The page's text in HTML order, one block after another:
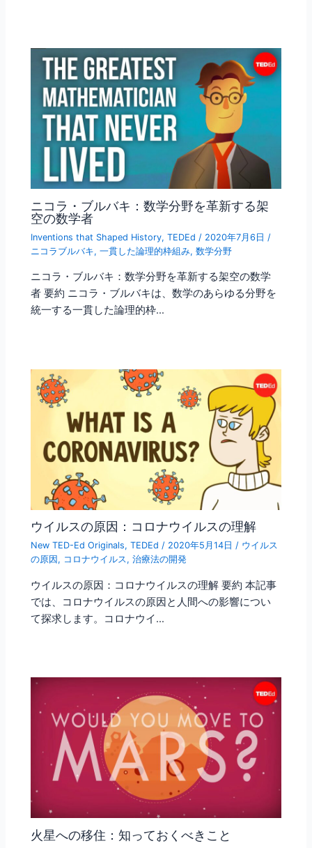
ニコラ・ブルバキ：数学分野を革新する架
空の数学者
Inventions that Shaped History,TEDEd / 2020年7月6日 /
ニコラブルバキ,一貫した論理的枠組み,数学分野
ニコラ・ブルバキ：数学分野を革新する架空の数学
者 要約 ニコラ・ブルバキは、数学のあらゆる分野を
統一する一貫した論理的枠…
ウイルスの原因：コロナウイルスの理解
New TED-Ed Originals,TEDEd / 2020年5月14日/ ウイルス
の原因 , コロナウイルス,治療法の開発
ウイルスの原因：コロナウイルスの理解 要約 本記事
では、コロナウイルスの原因と人間への影響につい
て探求します。コロナウイ…
火星への移住：知っておくべきこと